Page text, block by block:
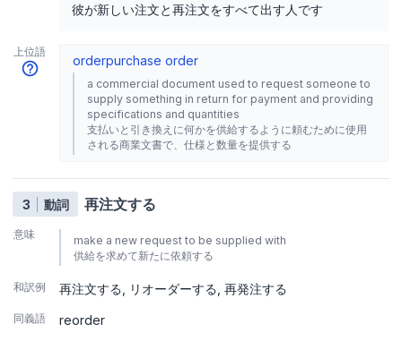
彼が新しい注文と再注文をすべて出す人です
上位語
orderpurchase order
a commercial document used to request someone to
supply something in return for payment and providing
specifications and quantities
支払いと引き換えに何かを供給するように頼むために使用
される商業文書で、仕様と数量を提供する
3 動詞 再注文する
意味
make a new request to be supplied with
供給を求めて新たに依頼する
和訳例 再注文する リオーダーする 再発注する
同義語 reorder